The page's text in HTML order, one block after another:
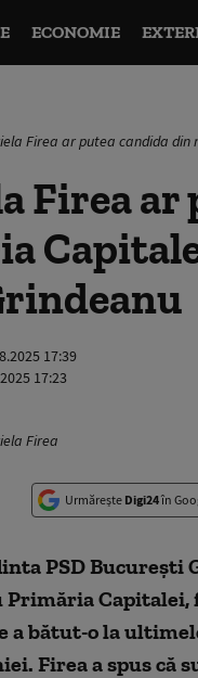
ECONOMIE
Firea ar putea candida din
Firea ar
17:39
17:23
Firea
Urmărește Digi24în
PSD București
Capitalei,
a bătut-o la
Firea a spus că